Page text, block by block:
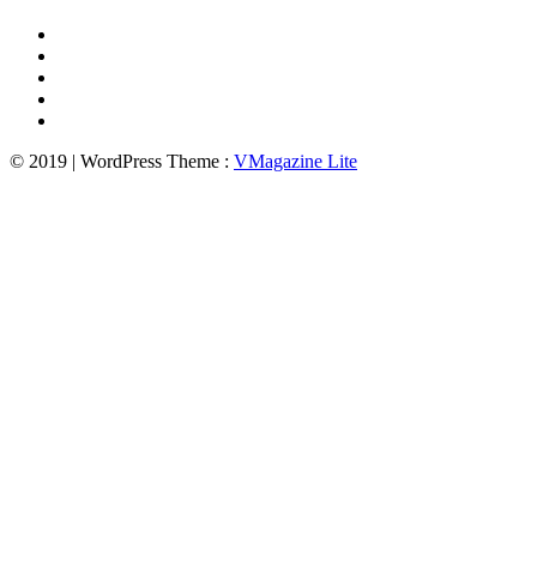
© 2019 | WordPress Theme : VMagazine Lite